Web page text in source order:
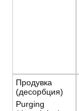
Продувка
(десорбция)
Purging